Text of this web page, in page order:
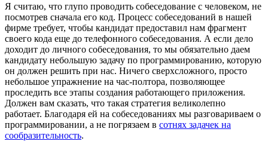
Я считаю, что глупо проводить собеседование с человеком, не
посмотрев сначала его код. Процесс собеседований в нашей
фирме требует, чтобы кандидат предоставил нам фрагмент
своего кода еще до телефонного собеседования. А если дело
доходит до личного собеседования, то мы обязательно даем
кандидату небольшую задачу по программированию, которую
он должен решить при нас. Ничего сверхсложного, просто
небольшое упражнение на час-полтора, позволяющее
проследить все этапы создания работающего приложения.
Должен вам сказать, что такая стратегия великолепно
работает. Благодаря ей на собеседованиях мы разговариваем о
программировании, а не погрязаем в сотнях задачек на
сообразительность.